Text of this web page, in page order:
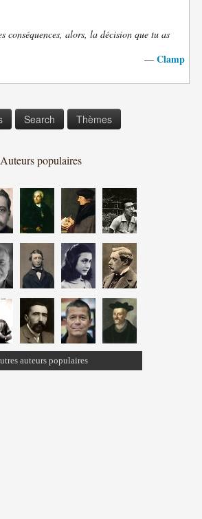
conséquences, alors, la décision que tu as
— Clamp
Search Thèmes
Auteurs populaires
auteurs populaires